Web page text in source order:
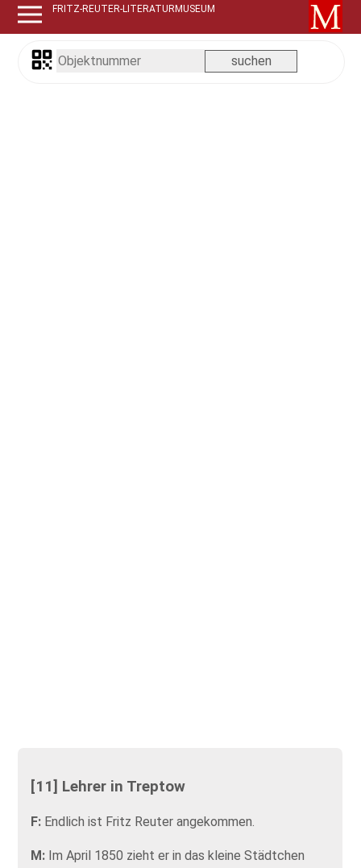
FRITZ-REUTER-LITERATURMUSEUM
[11] Lehrer in Treptow
F: Endlich ist Fritz Reuter angekommen.
M: Im April 1850 zieht er in das kleine Städtchen